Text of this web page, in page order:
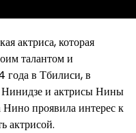
актриса, которая
талантом и
года в Тбилиси, в
Нинидзе и актрисы Нины
Нино проявила интерес к
актрисой.